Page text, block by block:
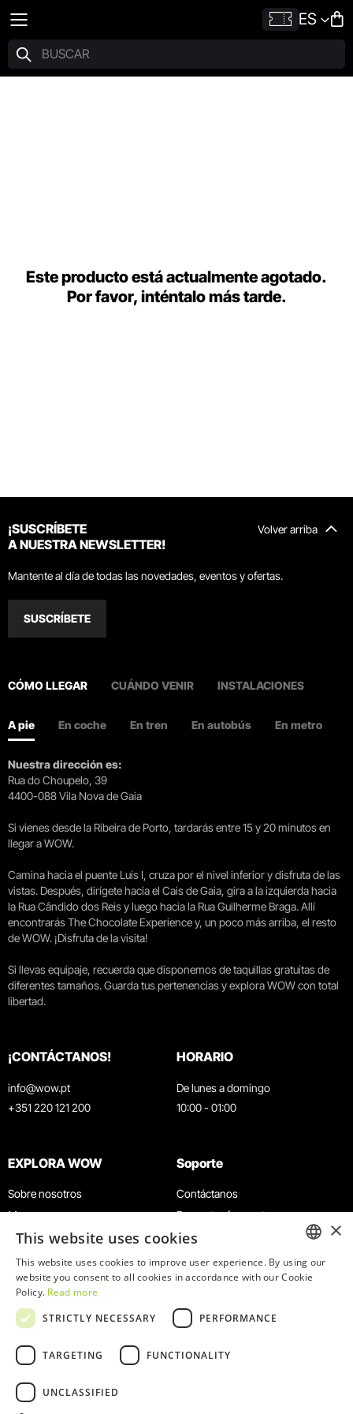
ES
Este producto está actualmente agotado.
Por favor, inténtalo más tarde.
Volver arriba
¡SUSCRÍBETE
A NUESTRA NEWSLETTER!
Mantente al día de todas las novedades, eventos y ofertas.
SUSCRÍBETE
CÓMO LLEGAR CUÁNDO VENIR INSTALACIONES
A pie En coche En tren En autobús En metro
Nuestra dirección es:
Rua do Choupelo, 39
4400-088 Vila Nova de Gaia
Si vienes desde la Ribeira de Porto, tardarás entre 15 y 20 minutos en
llegar a WOW.
Camina hacia el puente Luís I, cruza por el nivel inferior y disfruta de las
vistas. Después, dirígete hacia el Cais de Gaia, gira a la izquierda hacia
la Rua Cândido dos Reis y luego hacia la Rua Guilherme Braga. Allí
encontrarás The Chocolate Experience y, un poco más arriba, el resto
de WOW. ¡Disfruta de la visita!
Si llevas equipaje, recuerda que disponemos de taquillas gratuitas de
diferentes tamaños. Guarda tus pertenencias y explora WOW con total
libertad.
¡CONTÁCTANOS!
info@wow.pt
+351 220 121 200
HORARIO
De lunes a domingo
10:00 - 01:00
EXPLORA WOW
Sobre nosotros
Museos
Agenda
Noticias
Restaurantes
Tarjeta WOW
Grupos y eventos
Servicio educativo
Soporte
Contáctanos
Preguntas frecuentes
Términos y condiciones
Política de privacidad y cookies
Trabaja con nosotros
Libro de reclamaciones
ENGLISH
×
This website uses cookies
This website uses cookies to improve user experience. By using our
website you consent to all cookies in accordance with our Cookie
Policy. Read more
STRICTLY NECESSARY
PERFORMANCE
TARGETING FUNCTIONALITY
UNCLASSIFIED